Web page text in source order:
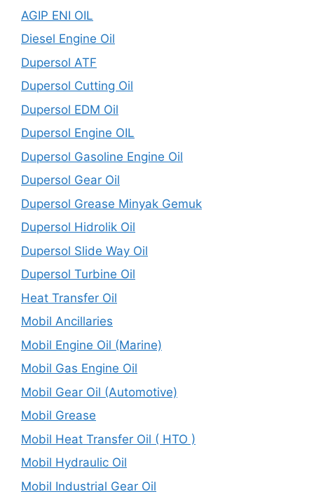
AGIP ENI OIL
Diesel Engine Oil
Dupersol ATF
Dupersol Cutting Oil
Dupersol EDM Oil
Dupersol Engine OIL
Dupersol Gasoline Engine Oil
Dupersol Gear Oil
Dupersol Grease Minyak Gemuk
Dupersol Hidrolik Oil
Dupersol Slide Way Oil
Dupersol Turbine Oil
Heat Transfer Oil
Mobil Ancillaries
Mobil Engine Oil (Marine)
Mobil Gas Engine Oil
Mobil Gear Oil (Automotive)
Mobil Grease
Mobil Heat Transfer Oil ( HTO )
Mobil Hydraulic Oil
Mobil Industrial Gear Oil